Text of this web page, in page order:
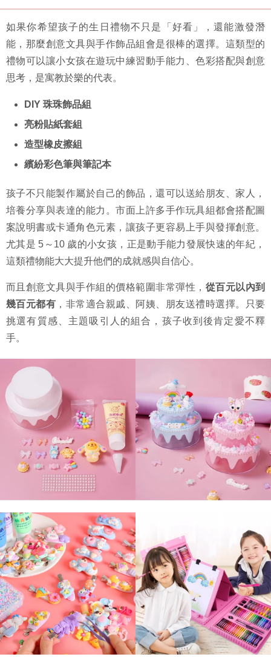
如果你希望孩子的生日禮物不只是「好看」，還能激發潛
能，那麼創意文具與手作飾品組會是很棒的選擇。這類型的
禮物可以讓小女孩在遊玩中練習動手能力、色彩搭配與創意
思考，是寓教於樂的代表。
DIY 珠珠飾品組
亮粉貼紙套組
造型橡皮擦組
繽紛彩色筆與筆記本
孩子不只能製作屬於自己的飾品，還可以送給朋友、家人，
培養分享與表達的能力。市面上許多手作玩具組都會搭配圖
案說明書或卡通角色元素，讓孩子更容易上手與發揮創意。
尤其是 5～10 歲的小女孩，正是動手能力發展快速的年紀，
這類禮物能大大提升他們的成就感與自信心。
而且創意文具與手作組的價格範圍非常彈性， 從百元以內到
幾百元都有 ，非常適合親戚、阿姨、朋友送禮時選擇。只要
挑選有質感、主題吸引人的組合，孩子收到後肯定愛不釋
手。